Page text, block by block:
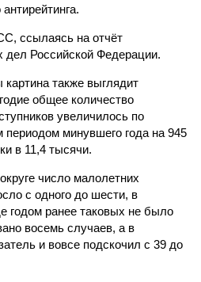
ссылаясь на отчёт
дел Российской Федерации.
также выглядит
общее количество
увеличилось по
минувшего года на 945
в 11,4 тысячи.
число малолетних
с одного до шести, в
годом ранее таковых не было
восемь случаев, а в
и вовсе подскочил с 39 до